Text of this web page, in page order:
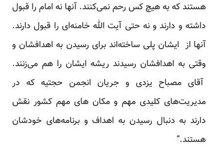
هستند که به هیچ کس رحم نمی‌کنند. آنها نه امام را قبول
داشته و دارند و نه حتی آیت‌ الله خامنه‌ای را قبول دارند.
آنها از ایشان پلی ساخته‌اند برای رسیدن به اهدافشان و
وقتی به اهدافشان رسیدند ریشه ایشان را هم می‌زنند.
آقای مصباح یزدی و جریان انجمن حجتیه که در
مدیریت‌های کلیدی مهم و مکان های مهم کشور نقش
دارند به دنبال رسیدن به اهداف و برنامه‌های خودشان
هستند.”